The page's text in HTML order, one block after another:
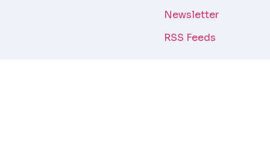
Newsletter
RSS Feeds